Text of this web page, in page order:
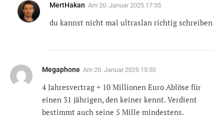
MertHakan Am 20. Januar 2025 17:35
du kannst nicht mal ultraslan richtig schreiben
Megaphone Am 20. Januar 2025 15:50
4 Jahresvertrag + 10 Millionen Euro Ablöse für
einen 31 jährigen, den keiner kennt. Verdient
bestimmt auch seine 5 Mille mindestens.